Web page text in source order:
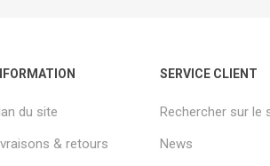
du site
& retours
SERVICE CLIENT
Rechercher sur le
News